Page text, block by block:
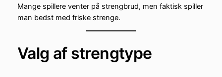
Mange spillere venter på strengbrud, men faktisk spiller
man bedst med friske strenge.
Valg af strengtype